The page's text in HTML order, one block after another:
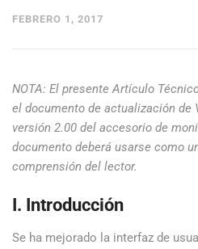
FEBRERO 1, 2017
NOTA: El presente Artículo
el documento de actualización de
versión 2.00 del accesorio de
documento deberá usarse como
comprensión del lector.
I. Introducción
Se ha mejorado la interfaz de